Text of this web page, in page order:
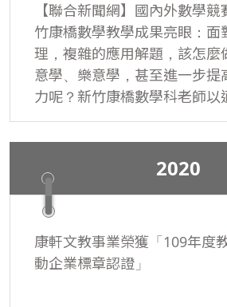
橋對於還不成熟的學生，也能
讓他們對社會、對人生能有放
他也謝謝這幾年來抓緊每一次
日本人，「比起你們面對災難
而美麗的生命力，我自嘆不如
十年來獲得的感動，能讓這份
去。
【聯合新聞網】國內外數學
竹康橋數學教學成果亮眼：面
理，複雜的應用解題，該怎麼
意學、樂意學，甚至進一步提
力呢？新竹康橋數學科老師以
探究，輔以資訊媒體協同教學
成績單。近日國內外數學競賽
國際學校新竹校區學生參加全
分級測驗AMC8、新竹市國中
HCMC、臺灣區國中數學競賽
2020
康軒文教事業榮獲「109年度
動企業標章認證」